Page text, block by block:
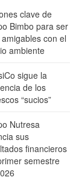
clave de
Bimbo para ser
con el
ambiente
sigue la
de los
“sucios”
Nutresa
sus
financieros
semestre